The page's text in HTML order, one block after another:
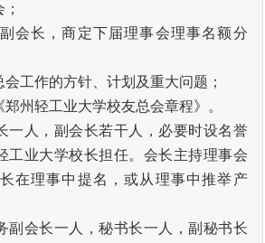
会长，商定下届理事会理事名额分
会工作的方针、计划及重大问题；
郑州轻工业大学校友总会章程》。
一人，副会长若干人，必要时设名誉
工业大学校长担任。会长主持理事会
在理事中提名，或从理事中推举产
副会长一人，秘书长一人，副秘书长